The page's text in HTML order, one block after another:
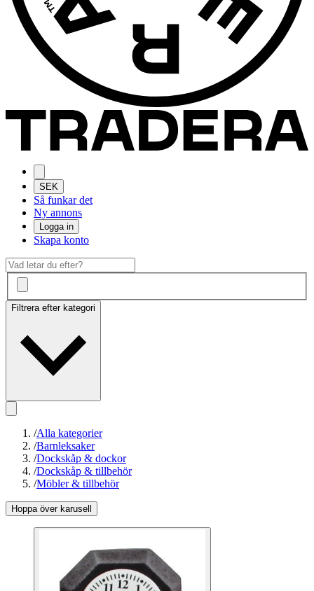
SEK
Så funkar det
Ny annons
Logga in
Skapa konto
Filtrera efter kategori
/Alla kategorier
/Barnleksaker
/Dockskåp & dockor
/Dockskåp & tillbehör
/Möbler & tillbehör
Hoppa över karusell